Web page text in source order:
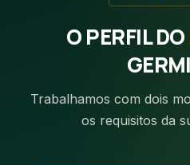
O PERFIL DO
Trabalhamos com dois
os requisitos da